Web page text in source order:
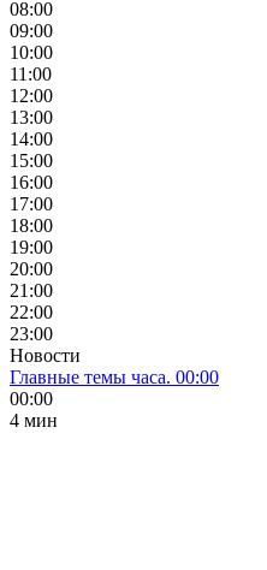
08:00
09:00
10:00
11:00
12:00
13:00
14:00
15:00
16:00
17:00
18:00
19:00
20:00
21:00
22:00
23:00
Новости
Главные темы часа. 00:00
00:00
4 мин